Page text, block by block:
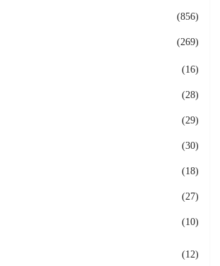
(856)
(269)
(16)
(28)
(29)
(30)
(18)
(27)
(10)
(12)